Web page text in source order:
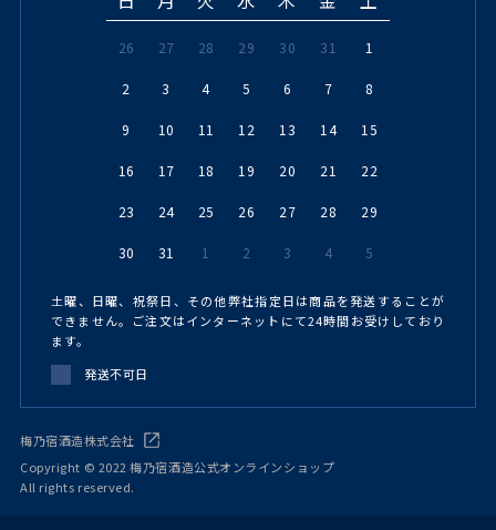
26 27 28 29 30 31 1
2 3 4 5 6 7 8
9 10 11 12 13 14 15
16 17 18 19 20 21 22
23 24 25 26 27 28 29
30 31 1 2 3 4 5
土曜、日曜、祝祭日、その他弊社指定日は商品を発送することが
できません。ご注文はインターネットにて24時間お受けしており
ます。
発送不可日
梅乃宿酒造株式会社
Copyright © 2022 梅乃宿酒造公式オンラインショップ
All rights reserved.